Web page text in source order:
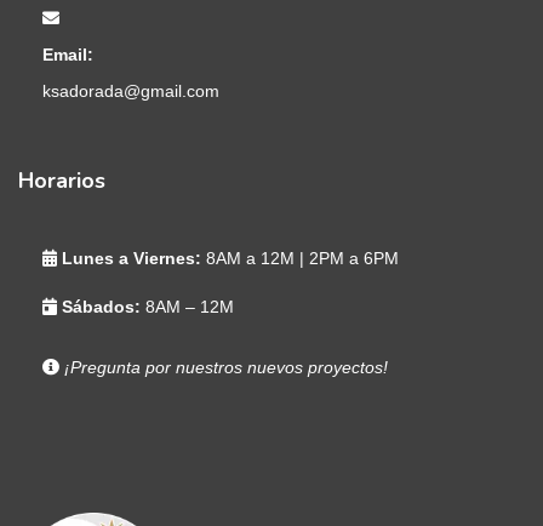
Email:
ksadorada@gmail.com
Horarios
Lunes a Viernes: 8AM a 12M | 2PM a 6PM
Sábados: 8AM – 12M
¡Pregunta por nuestros nuevos proyectos!